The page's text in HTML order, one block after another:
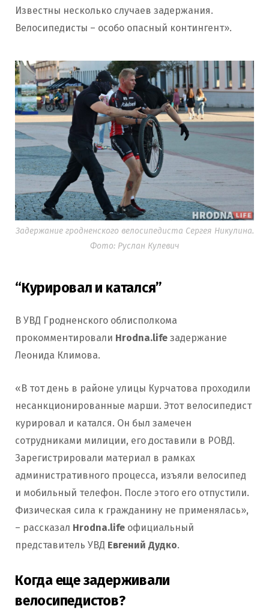
Известны несколько случаев задержания.
Велосипедисты – особо опасный контингент».
Задержание гродненского велосипедиста Сергея Никулина.
Фото: Руслан Кулевич
“Курировал и катался”
В УВД Гродненского облисполкома
прокомментировали Hrodna.life задержание
Леонида Климова.
«В тот день в районе улицы Курчатова проходили
несанкционированные марши. Этот велосипедист
курировал и катался. Он был замечен
сотрудниками милиции, его доставили в РОВД.
Зарегистрировали материал в рамках
административного процесса, изъяли велосипед
и мобильный телефон. После этого его отпустили.
Физическая сила к гражданину не применялась»,
– рассказал Hrodna.life официальный
представитель УВД Евгений Дудко.
Когда еще задерживали
велосипедистов?